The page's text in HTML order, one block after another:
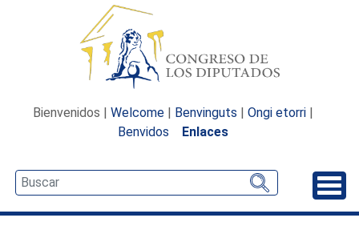
Bienvenidos | Welcome | Benvinguts | Ongi etorri |
Benvidos
Enlaces